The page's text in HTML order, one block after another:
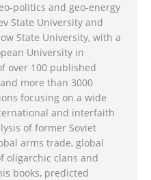
politics and geo-energy
State University and
State University, with a
University in
over 100 published
more than 3000
focusing on a wide
and interfaith
of former Soviet
arms trade, global
oligarchic clans and
books, predicted